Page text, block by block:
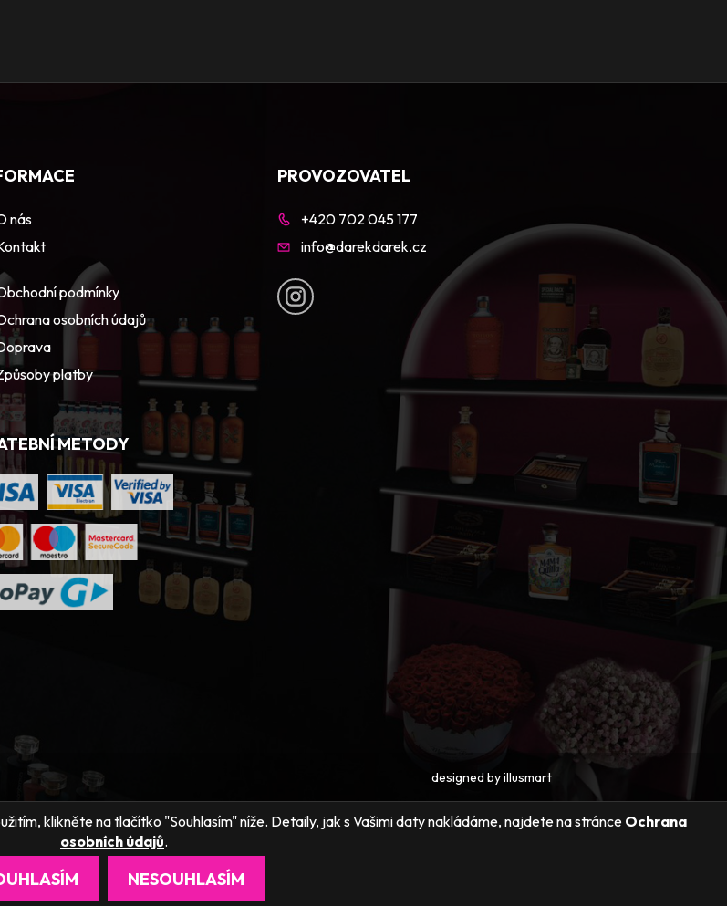
nás
podmínky
osobních údajů
platby
METODY
PROVOZOVATEL
+420 702 045 177
info@darekdarek.cz
designed byillusmart
klikněte na tlačítko "Souhlasím" níže. Detaily, jak s Vašimi daty nakládáme, najdete na stránce Ochrana
osobních údajů.